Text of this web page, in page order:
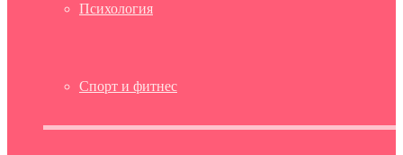
Психология
Спорт и фитнес